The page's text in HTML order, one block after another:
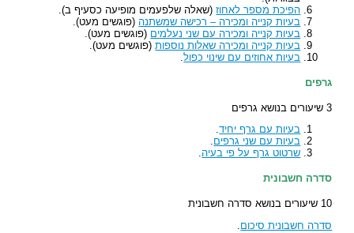
הפיכת מספר לאחוז(שאלה שלפעמים מופיעה כסעיף ב).
בעיות קנייה ומכירה – רכישה שמשתנה (פוגשים מעט).
בעיות קנייה ומכירה עם שני נעלמים (פוגשים מעט).
בעיות קנייה ומכירה שאלות נוספות(פוגשים מעט).
בעיות אחוזים עם שינוי כפול.
גרפים
3 שיעורים בנושא גרפים
בעיות עם גרף יחיד.
בעיות עם שני גרפים.
שרטוט גרף על פי בעיה.
סדרה חשבונית
10 שיעורים בנושא סדרה חשבונית
סדרה חשבונית סיכום.